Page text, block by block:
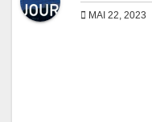
MAI 22, 2023